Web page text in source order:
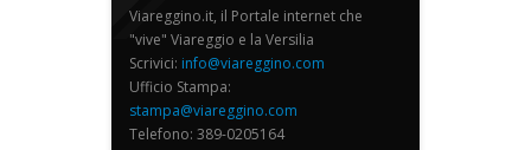
Viareggino.it, il Portale internet che
"vive" Viareggio e la Versilia
Scrivici: info@viareggino.com
Ufficio Stampa:
stampa@viareggino.com
Telefono: 389-0205164